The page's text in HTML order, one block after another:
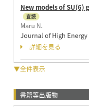
New models of
査読
Maru N.
Journal of High
詳細を見る
▼全件表示
書籍等出版物